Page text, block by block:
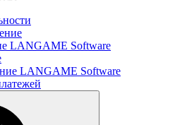
LANGAME Software
LANGAME Software